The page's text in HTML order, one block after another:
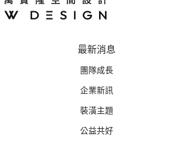
最新消息
團隊成長
企業新訊
裝潢主題
公益共好